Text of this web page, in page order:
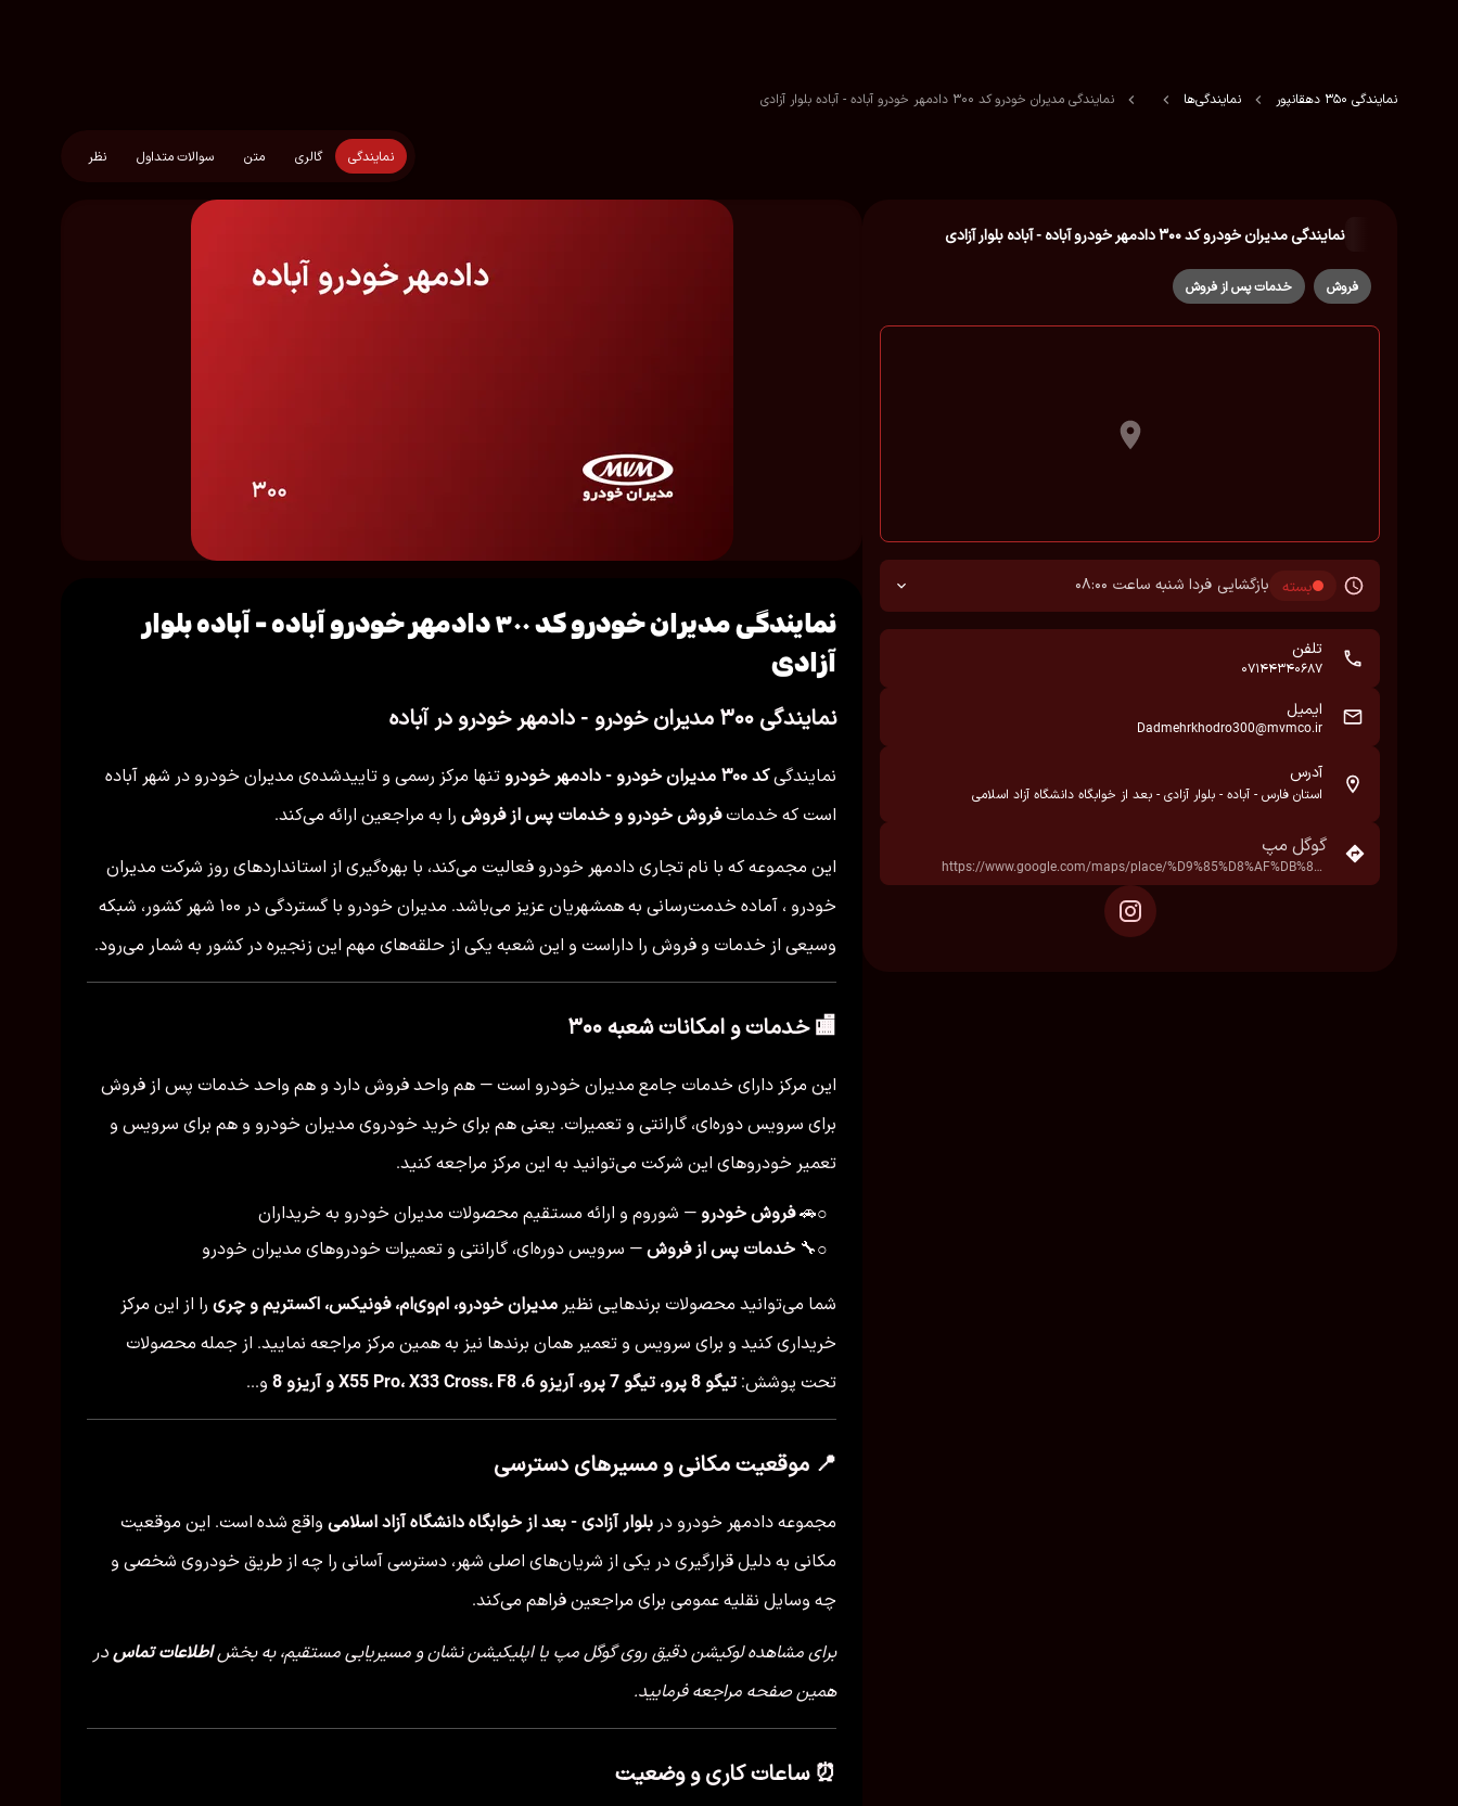
نمایندگی 350 دهقانپور نمایندگی‌ها نمایندگی مدیران خودرو کد ۳۰۰ دادمهر خودرو آباده - آباده بلوار آزادی
نمایندگی گالری متن سوالات متداول نظر
نمایندگی مدیران خودرو کد ۳۰۰ دادمهر خودرو آباده - آباده بلوار آزادی
فروش خدمات پس از فروش
بسته بازگشایی فردا شنبه ساعت 08:00
تلفن
07144340687
ایمیل
Dadmehrkhodro300@mvmco.ir
آدرس
استان فارس - آباده - بلوار آزادی - بعد از خوابگاه دانشگاه آزاد اسلامی
گوگل مپ
https://www.google.com/maps/place/%D9%85%D8%AF%DB%8C%D8%B1%D8%A7%D9%86+%D8%AE%D9%88%D8%AF%D8%B1%D9%88+%D8%A2%D8%A8%D8%A7%D8%AF%D9%87%28%DA%A9%D8%AF%DB%B3%DB%B0%DB%B0%29%E2%80%AD/data=!4m7!3m6!1s0x3fb001395e91a7d1:0x57a987d941fb30bd!8m2!3d31.181857!4d52.6309517!16s%2Fg%2F11srrd79s1!19sChIJ0aeRXjkBsD8RvTD7QdmHqVc?hl=fa&rclk=1
نمایندگی مدیران خودرو کد ۳۰۰ دادمهر خودرو آباده - آباده بلوار
آزادی
نمایندگی ۳۰۰ مدیران خودرو - دادمهر خودرو در آباده
نمایندگیکد ۳۰۰ مدیران خودرو - دادمهر خودرو
تنها مرکز رسمی و تاییدشده‌ی مدیران خودرو در شهر آباده
است که خدماتفروش خودرو و خدمات پس از فروشرا به مراجعین ارائه می‌کند.
این مجموعه که با نام تجاری دادمهر خودرو فعالیت می‌کند، با بهره‌گیری از استانداردهای روز شرکت مدیران
خودرو ، آماده خدمت‌رسانی به همشهریان عزیز می‌باشد. مدیران خودرو با گستردگی در ۱۰۰ شهر کشور، شبکه
وسیعی از خدمات و فروش را داراست و این شعبه یکی از حلقه‌های مهم این زنجیره در کشور به شمار می‌رود.
🏬 خدمات و امکانات شعبه ۳۰۰
این مرکز دارای خدمات جامع مدیران خودرو است — هم واحد فروش دارد و هم واحد خدمات پس از فروش
برای سرویس دوره‌ای، گارانتی و تعمیرات. یعنی هم برای خرید خودروی مدیران خودرو و هم برای سرویس و
تعمیر خودروهای این شرکت می‌توانید به این مرکز مراجعه کنید.
○
🚗فروش خودرو — شوروم و ارائه مستقیم محصولات مدیران خودرو به خریداران
○
🔧 خدمات پس از فروش — سرویس دوره‌ای، گارانتی و تعمیرات خودروهای مدیران خودرو
شما می‌توانید محصولات برندهایی نظیر مدیران خودرو، ام‌وی‌ام، فونیکس، اکستریم و چریرا از این مرکز
خریداری کنید و برای سرویس و تعمیر همان برندها نیز به همین مرکز مراجعه نمایید. از جمله محصولات
تحت پوشش: تیگو 8 پرو، تیگو 7 پرو، آریزو 6، X55 Pro، X33 Cross، F8 و آریزو 8 و...
📍 موقعیت مکانی و مسیرهای دسترسی
مجموعه دادمهر خودرو در بلوار آزادی - بعد از خوابگاه دانشگاه آزاد اسلامیواقع شده است. این موقعیت
مکانی به دلیل قرارگیری در یکی از شریان‌های اصلی شهر، دسترسی آسانی را چه از طریق خودروی شخصی و
چه وسایل نقلیه عمومی برای مراجعین فراهم می‌کند.
برای مشاهده لوکیشن دقیق روی گوگل مپ یا اپلیکیشن نشان و مسیریابی مستقیم، به بخشاطلاعات تماس در
همین صفحه مراجعه فرمایید.
⏰ ساعات کاری و وضعیت